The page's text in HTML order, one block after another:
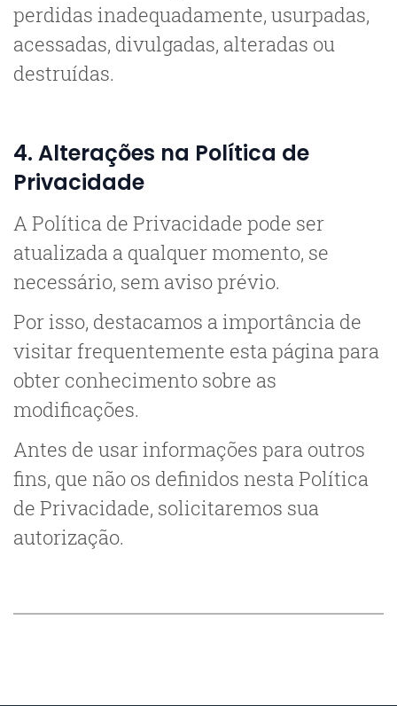
perdidas inadequadamente, usurpadas,
acessadas, divulgadas, alteradas ou
destruídas.
4. Alterações na Política de
Privacidade
A Política de Privacidade pode ser
atualizada a qualquer momento, se
necessário, sem aviso prévio.
Por isso, destacamos a importância de
visitar frequentemente esta página para
obter conhecimento sobre as
modificações.
Antes de usar informações para outros
fins, que não os definidos nesta Política
de Privacidade, solicitaremos sua
autorização.